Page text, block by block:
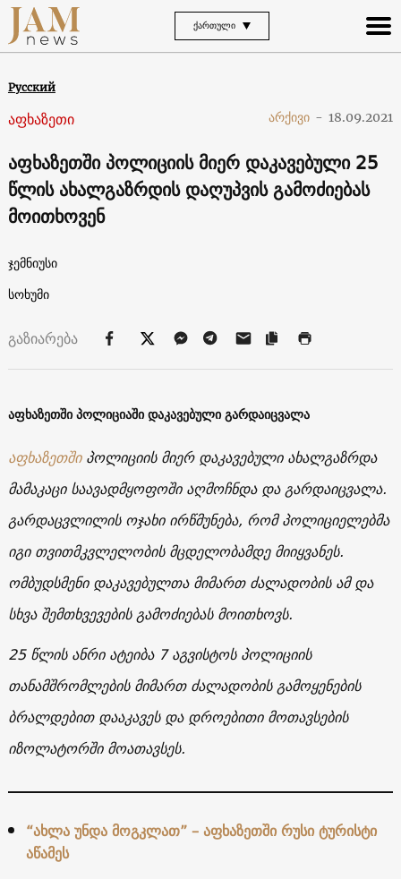
ᲥᲐᲠᲗᲣᲚᲘ
Русский
აფხაზეთი არქივი - 18.09.2021
აფხაზეთში პოლიციის მიერ დაკავებული 25
წლის ახალგაზრდის დაღუპვის გამოძიებას
მოითხოვენ
ჯემნიუსი
სოხუმი
გაზიარება
აფხაზეთში პოლიციაში დაკავებული გარდაიცვალა
აფხაზეთშიპოლიციის მიერ დაკავებული ახალგაზრდა
მამაკაცი საავადმყოფოში აღმოჩნდა და გარდაიცვალა.
გარდაცვლილის ოჯახი ირწმუნება, რომ პოლიციელებმა
იგი თვითმკვლელობის მცდელობამდე მიიყვანეს.
ომბუდსმენი დაკავებულთა მიმართ ძალადობის ამ და
სხვა შემთხვევების გამოძიებას მოითხოვს.
25წლის ანრი ატეიბა7აგვისტოს პოლიციის
თანამშრომლების მიმართ ძალადობისგამოყენების
ბრალდებით დააკავეს და დროებითი მოთავსების
იზოლატორში მოათავსეს.
“ახლა უნდა მოგკლათ” – აფხაზეთში რუსი ტურისტი
აწამეს